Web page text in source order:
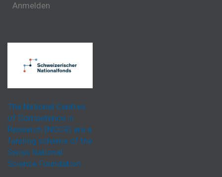
Anmelden
The National Centres
of Competence in
Research (NCCR) are a
funding scheme of the
Swiss National
Science Foundation.